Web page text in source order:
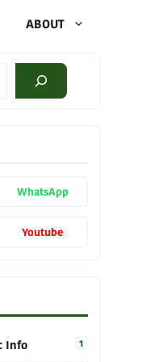
ABOUT
WhatsApp
Youtube
Info 1